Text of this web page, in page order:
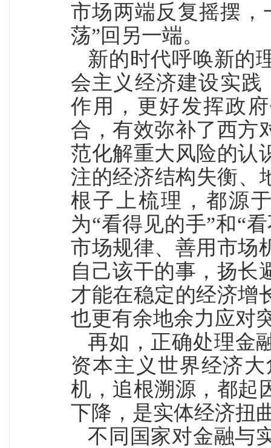
市场两端反复摇摆，
荡”回另一端。
新的时代呼唤新的
会主义经济建设实践
作用，更好发挥政
合，有效弥补了西方
范化解重大风险的认
注的经济结构失衡、
根子上梳理，都源
为“看得见的手”和“
市场规律、善用市场
自己该干的事，扬长
才能在稳定的经济增
也更有余地余力应对
再如，正确处理金
资本主义世界经济
机，追根溯源，都起
下降，是实体经济扭
不同国家对金融与